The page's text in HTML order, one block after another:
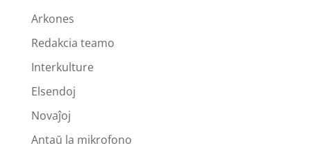
Arkones
Redakcia teamo
Interkulture
Elsendoj
Novaĵoj
Antaŭ la mikrofono